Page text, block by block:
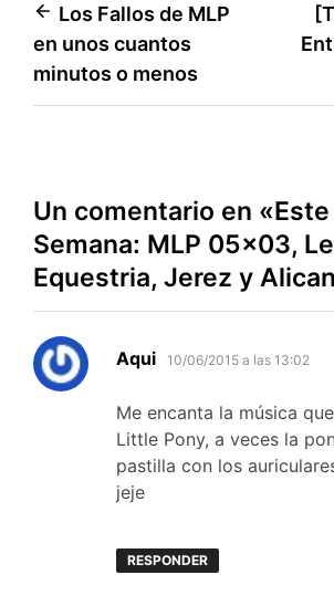
Navegación
de
entradas
Los Fallos de MLP
en unos cuantos
minutos o menos
Un comentario en «
Semana: MLP 05×03,
Equestria, Jerez y
Aqui dice:
10/06/2015 a las 13:02
Me encanta la música
Little Pony, a veces la
pastilla con los
jeje
RESPONDER